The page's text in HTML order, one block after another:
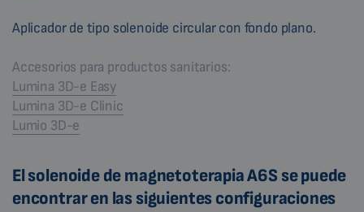
Aplicador de tipo solenoide circular con fondo plano.
Accesorios para productos sanitarios:
Lumina 3D-e Easy
Lumina 3D-e Clinic
Lumio 3D-e
El solenoide de magnetoterapia A6S se puede
encontrar en las siguientes configuraciones